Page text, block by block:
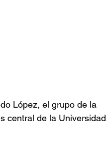
López, el grupo de la
central de la Universidad